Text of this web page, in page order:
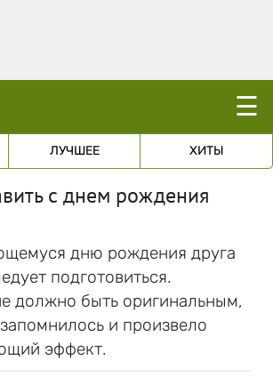
☰
ЛУЧШЕЕ ХИТЫ
с днем рождения
дню рождения друга
подготовиться.
должно быть оригинальным,
и произвело
эффект.